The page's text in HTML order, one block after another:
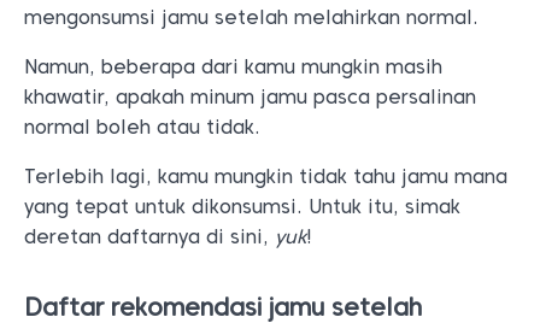
mengonsumsi jamu setelah melahirkan normal.
Namun, beberapa dari kamu mungkin masih
khawatir, apakah minum jamu pasca persalinan
normal boleh atau tidak.
Terlebih lagi, kamu mungkin tidak tahu jamu mana
yang tepat untuk dikonsumsi. Untuk itu, simak
deretan daftarnya di sini, yuk!
Daftar rekomendasi jamu setelah